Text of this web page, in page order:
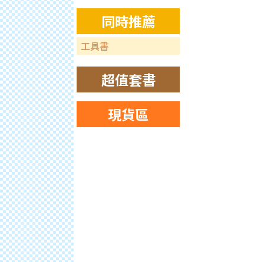
同時推薦
工具書
超值套書
現貨區